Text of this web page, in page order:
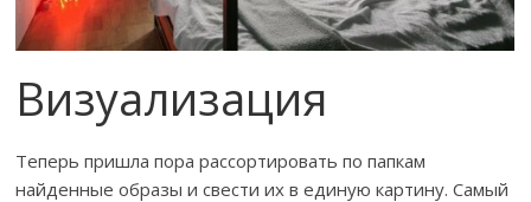
Визуализация
Теперь пришла пора рассортировать по папкам
найденные образы и свести их в единую картину. Самый